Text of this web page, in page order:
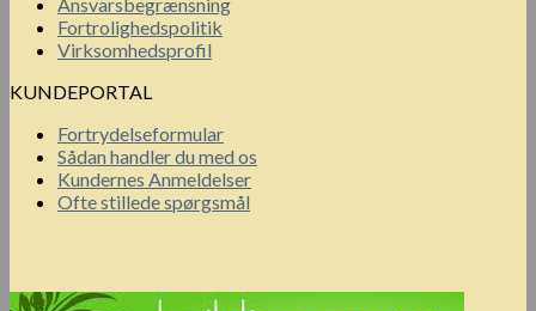
Ansvarsbegrænsning
Fortrolighedspolitik
Virksomhedsprofil
KUNDEPORTAL
Fortrydelseformular
Sådan handler du med os
Kundernes Anmeldelser
Ofte stillede spørgsmål